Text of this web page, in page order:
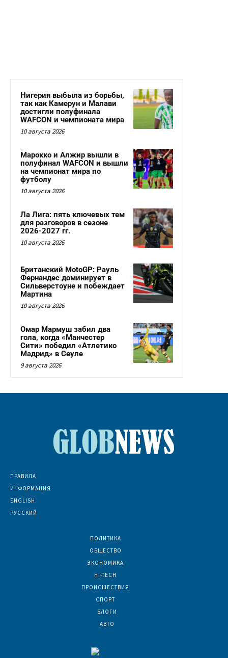
Нигерия выбыла из борьбы,
так как Камерун и Малави
достигли полуфинала
WAFCON и чемпионата мира
10 августа 2026
Марокко и Алжир вышли в
полуфинал WAFCON и вышли
на чемпионат мира по
футболу
10 августа 2026
Ла Лига: пять ключевых тем
для разговоров в сезоне
2026-2027 гг.
10 августа 2026
Британский MotoGP: Рауль
Фернандес доминирует в
Сильверстоуне и побеждает
Мартина
10 августа 2026
Омар Мармуш забил два
гола, когда «Манчестер
Сити» победил «Атлетико
Мадрид» в Сеуле
9 августа 2026
ПРАВИЛА
ИНФОРМАЦИЯ
ENGLISH
РУССКИЙ
ПОЛИТИКА
ОБЩЕСТВО
ЭКОНОМИКА
HI-TECH
ПРОИСШЕСТВИЯ
СПОРТ
БЛОГИ
АВТО